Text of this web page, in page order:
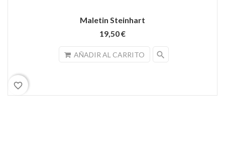
Maletin Steinhart
19,50 €
AÑADIR AL CARRITO search
favorite_border